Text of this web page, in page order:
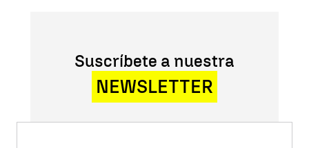
Suscríbete a nuestra
NEWSLETTER